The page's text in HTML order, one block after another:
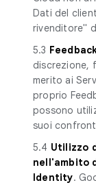
Dati del
rivenditore"
5.3
discrezione,
merito ai
proprio
possono
suoi
5.4 Utilizzo
nell'ambito
Identity.